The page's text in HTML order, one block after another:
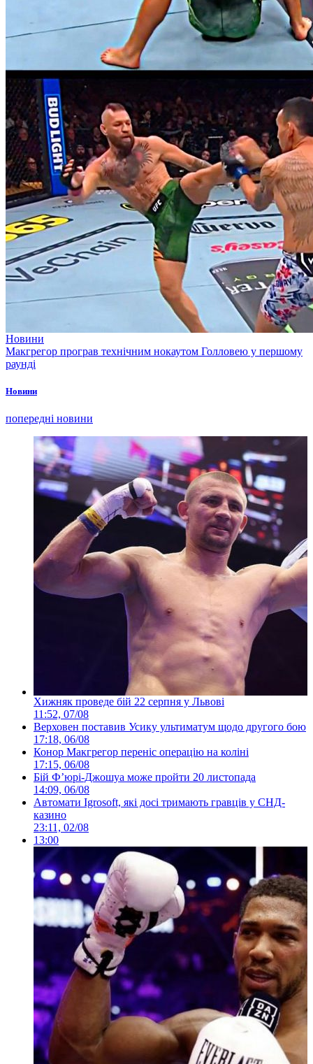
Новини
Макгрегор програв технічним нокаутом Голловею у першому
раунді
Новини
попередні новини
Хижняк проведе бій 22 серпня у Львові
11:52, 07/08
Верховен поставив Усику ультиматум щодо другого бою
17:18, 06/08
Конор Макгрегор переніс операцію на коліні
17:15, 06/08
Бій Ф’юрі-Джошуа може пройти 20 листопада
14:09, 06/08
Автомати Igrosoft, які досі тримають гравців у СНД-
казино
23:11, 02/08
13:00